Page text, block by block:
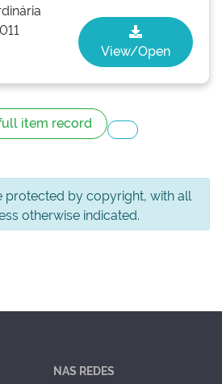
View/Open
item record
protected by copyright, with all
otherwise indicated.
NAS REDES